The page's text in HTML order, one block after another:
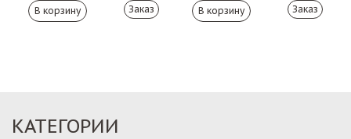
Заказ Заказ
КАТЕГОРИИ